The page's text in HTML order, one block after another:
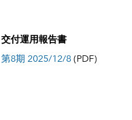
交付運用報告書
第8期 2025/12/8 (PDF)